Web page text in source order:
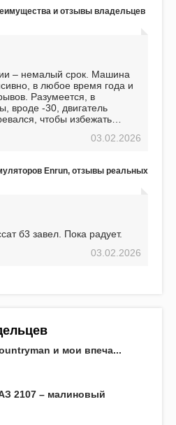
и отзывы владельцев
– немалый срок. Машина
в любое время года и
Разумеется, в
вроде -30, двигатель
чтобы избежать
ни единой поломки,
он даже
модель.
03.02.2026
Enrun, отзывы реальных
б3 завел. Пока радует.
03.02.2026
и мои впеча...
2107 – малиновый